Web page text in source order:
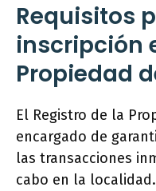
Requisitos
inscripción
Propiedad
El Registro de la
encargado de
las transacciones
cabo en la